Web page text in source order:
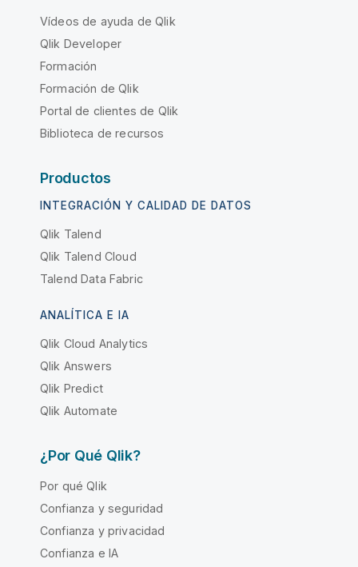
Vídeos de ayuda de Qlik
Qlik Developer
Formación
Formación de Qlik
Portal de clientes de Qlik
Biblioteca de recursos
Productos
INTEGRACIÓN Y CALIDAD DE DATOS
Qlik Talend
Qlik Talend Cloud
Talend Data Fabric
ANALÍTICA E IA
Qlik Cloud Analytics
Qlik Answers
Qlik Predict
Qlik Automate
¿Por Qué Qlik?
Por qué Qlik
Confianza y seguridad
Confianza y privacidad
Confianza e IA